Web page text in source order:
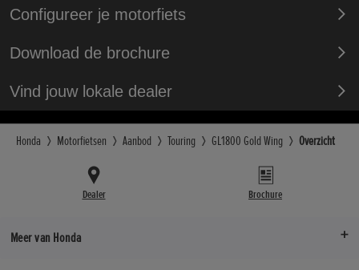
Configureer je motorfiets
Download de brochure
Vind jouw lokale dealer
Honda Motorfietsen Aanbod Touring GL1800 Gold Wing Overzicht
Dealer Brochure
Meer van Honda